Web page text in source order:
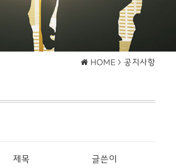
HOME > 공지사항
제목 글쓴이